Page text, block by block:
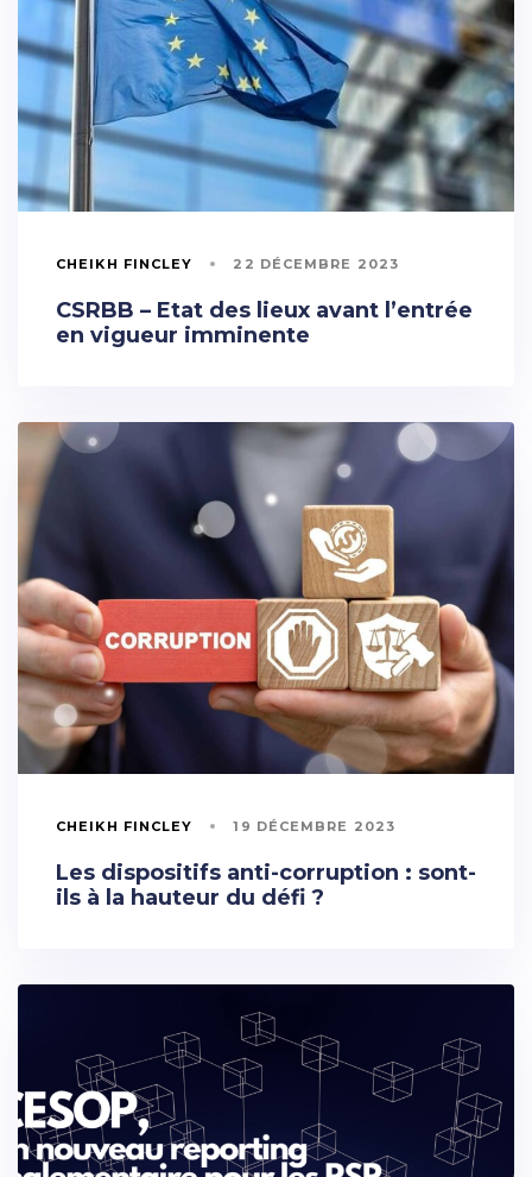
CHEIKH FINCLEY 22 DÉCEMBRE 2023
CSRBB – Etat des lieux avant l’entrée
en vigueur imminente
CHEIKH FINCLEY 19 DÉCEMBRE 2023
Les dispositifs anti-corruption : sont-
ils à la hauteur du défi ?